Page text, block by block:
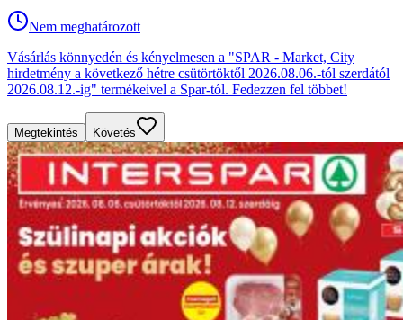
Nem meghatározott
Vásárlás könnyedén és kényelmesen a "SPAR - Market, City
hirdetmény a következő hétre csütörtöktől 2026.08.06.-tól szerdától
2026.08.12.-ig" termékeivel a Spar-tól. Fedezzen fel többet!
Megtekintés Követés